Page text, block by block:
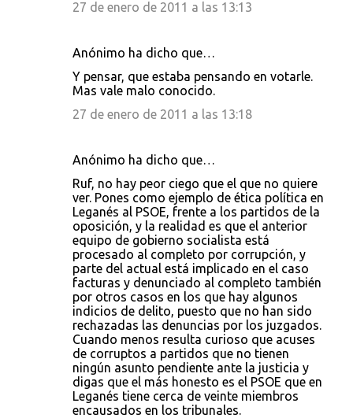
27 de enero de 2011 a las 13:13
Anónimo ha dicho que…
Y pensar, que estaba pensando en votarle.
Mas vale malo conocido.
27 de enero de 2011 a las 13:18
Anónimo ha dicho que…
Ruf, no hay peor ciego que el que no quiere
ver. Pones como ejemplo de ética política en
Leganés al PSOE, frente a los partidos de la
oposición, y la realidad es que el anterior
equipo de gobierno socialista está
procesado al completo por corrupción, y
parte del actual está implicado en el caso
facturas y denunciado al completo también
por otros casos en los que hay algunos
indicios de delito, puesto que no han sido
rechazadas las denuncias por los juzgados.
Cuando menos resulta curioso que acuses
de corruptos a partidos que no tienen
ningún asunto pendiente ante la justicia y
digas que el más honesto es el PSOE que en
Leganés tiene cerca de veinte miembros
encausados en los tribunales.